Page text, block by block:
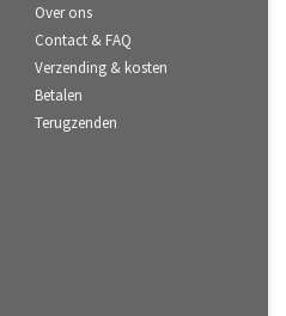
Over ons
Contact & FAQ
Verzending & kosten
Betalen
Terugzenden